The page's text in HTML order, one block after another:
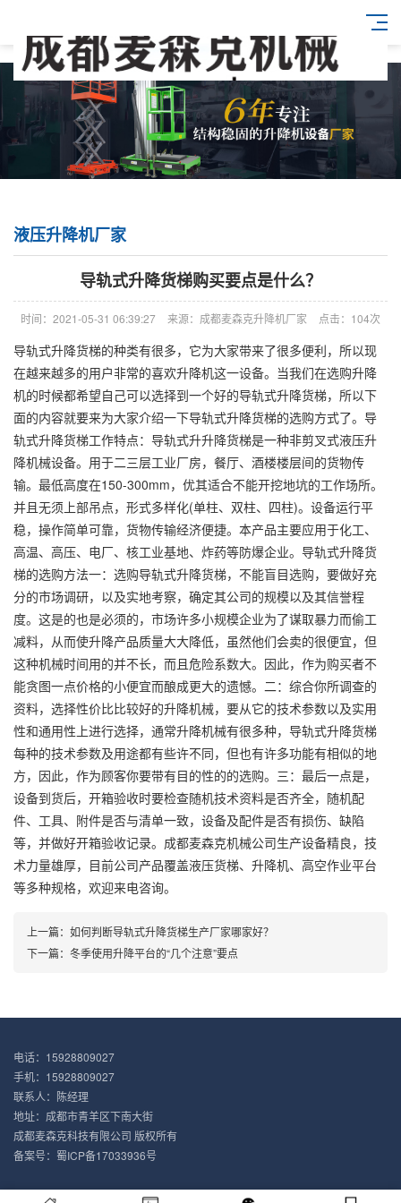
液压升降机厂家
导轨式升降货梯购买要点是什么？
时间：2021-05-31 06:39:27 来源：成都麦森克升降机厂家 点击：104次
导轨式升降货梯的种类有很多，它为大家带来了很多便利，所以现
在越来越多的用户非常的喜欢升降机这一设备。当我们在选购升降
机的时候都希望自己可以选择到一个好的导轨式升降货梯，所以下
面的内容就要来为大家介绍一下导轨式升降货梯的选购方式了。导
轨式升降货梯工作特点：导轨式升升降货梯是一种非剪叉式液压升
降机械设备。用于二三层工业厂房，餐厅、酒楼楼层间的货物传
输。最低高度在150-300mm，优其适合不能开挖地坑的工作场所。
并且无须上部吊点，形式多样化(单柱、双柱、四柱)。设备运行平
稳，操作简单可靠，货物传输经济便捷。本产品主要应用于化工、
高温、高压、电厂、核工业基地、炸药等防爆企业。导轨式升降货
梯的选购方法一：选购导轨式升降货梯，不能盲目选购，要做好充
分的市场调研，以及实地考察，确定其公司的规模以及其信誉程
度。这是的也是必须的，市场许多小规模企业为了谋取暴力而偷工
减料，从而使升降产品质量大大降低，虽然他们会卖的很便宜，但
这种机械时间用的并不长，而且危险系数大。因此，作为购买者不
能贪图一点价格的小便宜而酿成更大的遗憾。二：综合你所调查的
资料，选择性价比比较好的升降机械，要从它的技术参数以及实用
性和通用性上进行选择，通常升降机械有很多种，导轨式升降货梯
每种的技术参数及用途都有些许不同，但也有许多功能有相似的地
方，因此，作为顾客你要带有目的性的的选购。三：最后一点是，
设备到货后，开箱验收时要检查随机技术资料是否齐全，随机配
件、工具、附件是否与清单一致，设备及配件是否有损伤、缺陷
等，并做好开箱验收记录。成都麦森克机械公司生产设备精良，技
术力量雄厚，目前公司产品覆盖液压货梯、升降机、高空作业平台
等多种规格，欢迎来电咨询。
上一篇： 如何判断导轨式升降货梯生产厂家哪家好？
下一篇： 冬季使用升降平台的“几个注意”要点
电话：15928809027
手机：15928809027
联系人：陈经理
地址：成都市青羊区下南大街
成都麦森克科技有限公司 版权所有
备案号： 蜀ICP备17033936号